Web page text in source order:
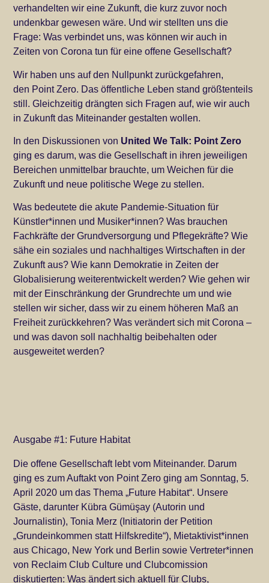
verhandelten wir eine Zukunft, die kurz zuvor noch
undenkbar gewesen wäre. Und wir stellten uns die
Frage: Was verbindet uns, was können wir auch in
Zeiten von Corona tun für eine offene Gesellschaft?
Wir haben uns auf den Nullpunkt zurückgefahren,
den Point Zero. Das öffentliche Leben stand größtenteils
still. Gleichzeitig drängten sich Fragen auf, wie wir auch
in Zukunft das Miteinander gestalten wollen.
In den Diskussionen von United We Talk: Point Zero
ging es darum, was die Gesellschaft in ihren jeweiligen
Bereichen unmittelbar brauchte, um Weichen für die
Zukunft und neue politische Wege zu stellen.
Was bedeutete die akute Pandemie-Situation für
Künstler*innen und Musiker*innen? Was brauchen
Fachkräfte der Grundversorgung und Pflegekräfte? Wie
sähe ein soziales und nachhaltiges Wirtschaften in der
Zukunft aus? Wie kann Demokratie in Zeiten der
Globalisierung weiterentwickelt werden? Wie gehen wir
mit der Einschränkung der Grundrechte um und wie
stellen wir sicher, dass wir zu einem höheren Maß an
Freiheit zurückkehren? Was verändert sich mit Corona –
und was davon soll nachhaltig beibehalten oder
ausgeweitet werden?
Ausgabe #1: Future Habitat
Die offene Gesellschaft lebt vom Miteinander. Darum
ging es zum Auftakt von Point Zero ging am Sonntag, 5.
April 2020 um das Thema „Future Habitat“. Unsere
Gäste, darunter Kübra Gümüşay (Autorin und
Journalistin), Tonia Merz (Initiatorin der Petition
„Grundeinkommen statt Hilfskredite“), Mietaktivist*innen
aus Chicago, New York und Berlin sowie Vertreter*innen
von Reclaim Club Culture und Clubcomission
diskutierten: Was ändert sich aktuell für Clubs,